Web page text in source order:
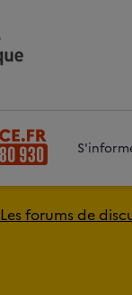
Les forums de